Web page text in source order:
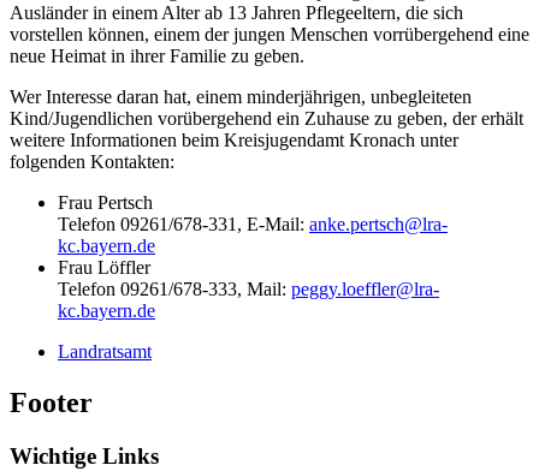
Ausländer in einem Alter ab 13 Jahren Pflegeeltern, die sich
vorstellen können, einem der jungen Menschen vorrübergehend eine
neue Heimat in ihrer Familie zu geben.
Wer Interesse daran hat, einem minderjährigen, unbegleiteten
Kind/Jugendlichen vorübergehend ein Zuhause zu geben, der erhält
weitere Informationen beim Kreisjugendamt Kronach unter
folgenden Kontakten:
Frau Pertsch
Telefon 09261/678-331, E-Mail: anke.pertsch@lra-
kc.bayern.de
Frau Löffler
Telefon 09261/678-333, Mail: peggy.loeffler@lra-
kc.bayern.de
Landratsamt
Footer
Wichtige Links